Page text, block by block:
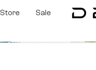
Store Sale